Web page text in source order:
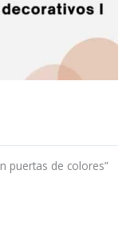
puertas de colores”